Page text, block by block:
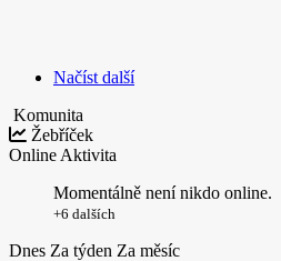
Načíst další
Komunita
Žebříček
Online Aktivita
Momentálně není nikdo online.
+6 dalších
Dnes Za týden Za měsíc